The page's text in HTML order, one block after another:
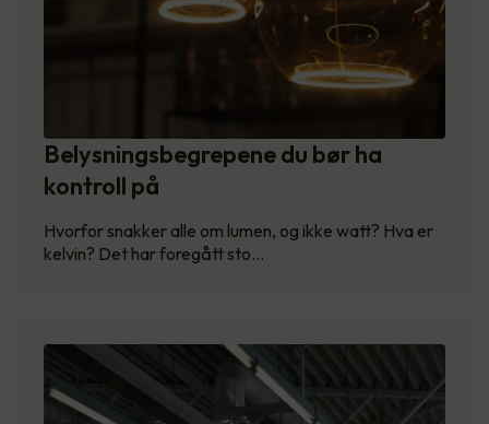
Belysningsbegrepene du bør ha
kontroll på
Hvorfor snakker alle om lumen, og ikke watt? Hva er
kelvin? Det har foregått sto…